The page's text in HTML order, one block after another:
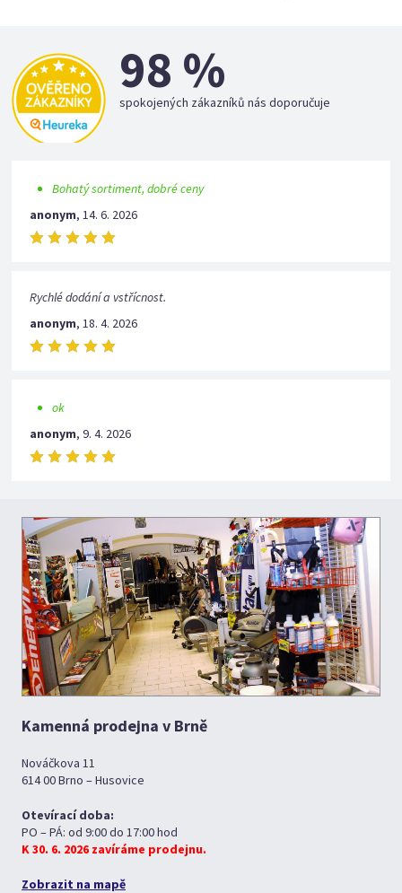
98 %
spokojených zákazníků nás doporučuje
Bohatý sortiment, dobré ceny
anonym,14. 6. 2026
Rychlé dodání a vstřícnost.
anonym,18. 4. 2026
ok
anonym,9. 4. 2026
Kamenná prodejna v Brně
Nováčkova 11
614 00 Brno – Husovice
Otevírací doba:
PO – PÁ: od 9:00 do 17:00 hod
K 30. 6. 2026 zavíráme prodejnu.
Zobrazit na mapě